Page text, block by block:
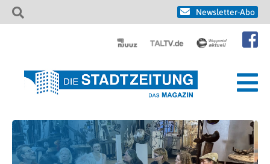
Newsletter-Abo